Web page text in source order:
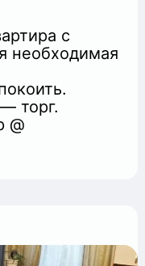
с
необходимая
торг.
@